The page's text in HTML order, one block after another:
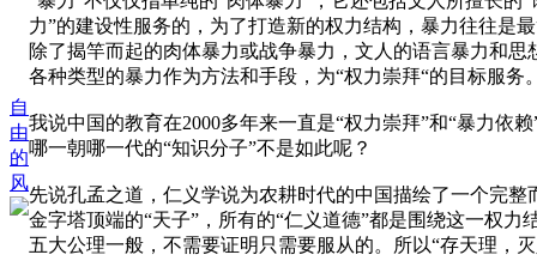
自
由
的
风
力”的建设性服务的，为了打造新的权力结构，暴力往往是
除了揭竿而起的肉体暴力或战争暴力，文人的语言暴力和
各种类型的暴力作为方法和手段，为“权力崇拜“的目标服务
我说中国的教育在2000多年来一直是“权力崇拜”和“暴力依
哪一朝哪一代的“知识分子”不是如此呢？
先说孔孟之道，仁义学说为农耕时代的中国描绘了一个完
金字塔顶端的“天子”，所有的“仁义道德”都是围绕这一权
五大公理一般，不需要证明只需要服从的。所以“存天理，